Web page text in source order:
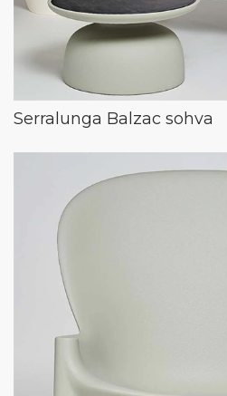
Serralunga Balzac sohva